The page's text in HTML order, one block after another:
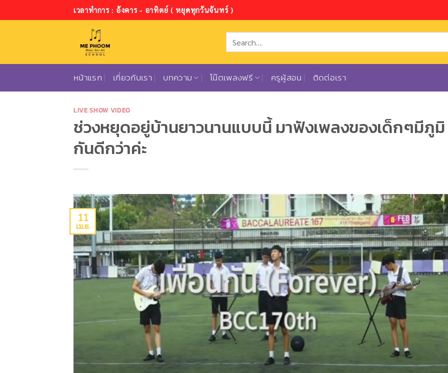
ไป
เวลาทำการ : อังคาร - อาทิตย์ ( หยุดทุกวันจันทร์ )
หน้าแรก เกี่ยวกับเรา บทความ โน๊ตเพลงฟรี ครูผู้สอน ติดต่อเรา
LIVE SHOW VIDEO
ช่วงหยุดอยู่บ้านยาวนานแบบนี้ มาฟังเพลงของเด็กๆมีภูมิ
กันดีกว่าค่ะ
11
เม.ย.